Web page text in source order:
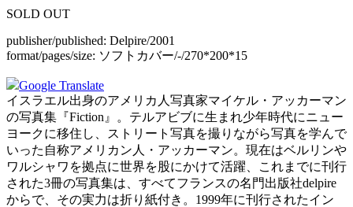
SOLD OUT
publisher/published: Delpire/2001
format/pages/size: ソフトカバー/-/270*200*15
Google Translate
イスラエル出身のアメリカ人写真家マイケル・アッカーマン
の写真集『Fiction』。テルアビブに生まれ少年時代にニュー
ヨークに移住し、ストリート写真を撮りながら写真を学んで
いった自称アメリカン人・アッカーマン。現在はベルリンや
ワルシャワを拠点に世界を股にかけて活躍、これまでに刊行
された3冊の写真集は、すべてフランスの名門出版社delpire
からで、その実力は折り紙付き。1999年に刊行されたイン